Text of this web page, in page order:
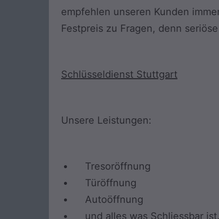
empfehlen unseren Kunden
Festpreis zu Fragen, denn
Schlüsseldienst Stuttgart
Unsere Leistungen:
Tresoröffnung
Türöffnung
Autoöffnung
und alles was Schliessbar